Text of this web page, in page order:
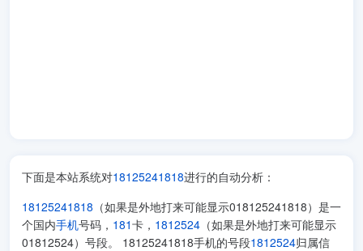
下面是本站系统对18125241818进行的自动分析：
18125241818 （如果是外地打来可能显示018125241818）是一
个国内手机号码， 181卡， 1812524 （如果是外地打来可能显示
01812524）号段。 18125241818手机的号段1812524归属信